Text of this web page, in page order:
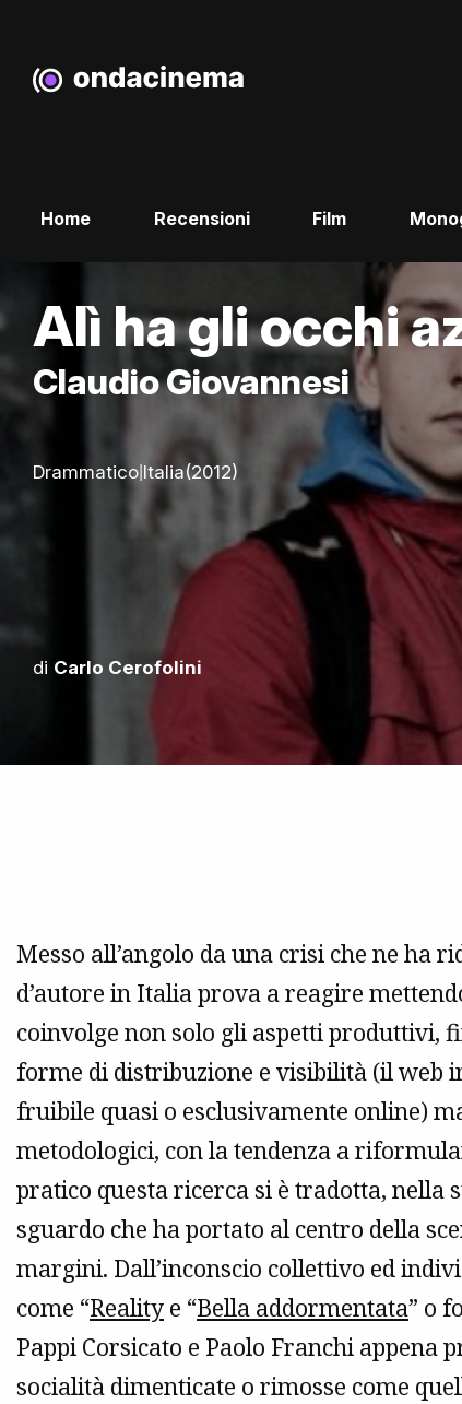
Home Recensioni Film
Alì ha gli occhi
Claudio Giovannesi
Drammatico|Italia(2012)
di Carlo Cerofolini
Messo all’angolo da una crisi che ne ha
d’autore in Italia prova a reagire
coinvolge non solo gli aspetti produttivi,
forme di distribuzione e visibilità (il web
fruibile quasi o esclusivamente online)
metodologici, con la tendenza a
pratico questa ricerca si è tradotta, nella
sguardo che ha portato al centro della
margini. Dall’inconscio collettivo ed
come “Reality e “Bella addormentata” o
Pappi Corsicato e Paolo Franchi appena
socialità dimenticate o rimosse come